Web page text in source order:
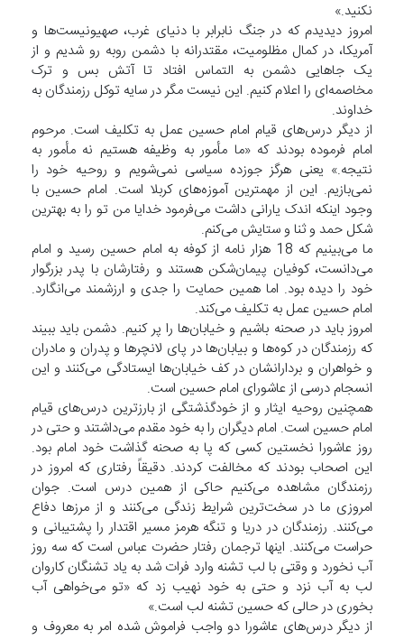
نکنید.»
امروز دیدیدم که در جنگ نابرابر با دنیای غرب، صهیونیست‌ها و
آمریکا، در کمال مظلومیت، مقتدرانه با دشمن روبه رو شدیم و از
یک جاهایی دشمن به التماس افتاد تا آتش بس و ترک
مخاصمه‌ای را اعلام کنیم. این نیست مگر در سایه توکل رزمندگان به
خداوند.
از دیگر درس‌های قیام امام حسین عمل به تکلیف است. مرحوم
امام فرموده بودند که «ما مأمور به وظیفه هستیم نه مأمور به
نتیجه.» یعنی هرگز جوزده سیاسی نمی‌شویم و روحیه خود را
نمی‌بازیم. این از مهمترین آموزه‌های کربلا است. امام حسین با
وجود اینکه اندک یارانی داشت می‌فرمود خدایا من تو را به بهترین
شکل حمد و ثنا و ستایش می‌کنم.
ما می‌بینیم که 18 هزار نامه از کوفه به امام حسین رسید و امام
می‌دانست، کوفیان پیمان‌شکن هستند و رفتارشان با پدر بزرگوار
خود را دیده بود. اما همین حمایت را جدی و ارزشمند می‌انگارد.
امام حسین عمل به تکلیف می‌کند.
امروز باید در صحنه باشیم و خیابان‌ها را پر کنیم. دشمن باید ببیند
که رزمندگان در کوه‌ها و بیابان‌ها در پای لانچرها و پدران و مادران
و خواهران و بردارانشان در کف خیابان‌ها ایستادگی می‌کنند و این
انسجام درسی از عاشورای امام حسین است.
همچنین روحیه ایثار و از خودگذشتگی از بارزترین درس‌های قیام
امام حسین است. امام دیگران را به خود مقدم می‌داشتند و حتی در
روز عاشورا نخستین کسی که پا به صحنه گذاشت خود امام بود.
این اصحاب بودند که مخالفت کردند. دقیقاً رفتاری که امروز در
رزمندگان مشاهده می‌کنیم حاکی از همین درس است. جوان
امروزی ما در سخت‌ترین شرایط زندگی می‌کنند و از مرزها دفاع
می‌کنند. رزمندگان در دریا و تنگه هرمز مسیر اقتدار را پشتیبانی و
حراست می‌کنند. اینها ترجمان رفتار حضرت عباس است که سه روز
آب نخورد و وقتی با لب تشنه وارد فرات شد به یاد تشنگان کاروان
لب به آب نزد و حتی به خود نهیب زد که «تو می‌خواهی آب
بخوری در حالی که حسین تشنه لب است.»
از دیگر درس‌های عاشورا دو واجب فراموش شده امر به معروف و